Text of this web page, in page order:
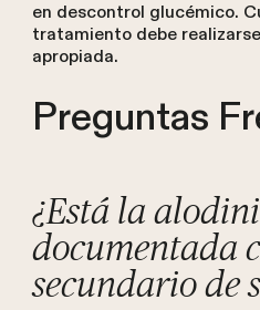
en descontrol glucémico.
tratamiento debe
apropiada.
Preguntas
¿Está la
documentada
secundario de